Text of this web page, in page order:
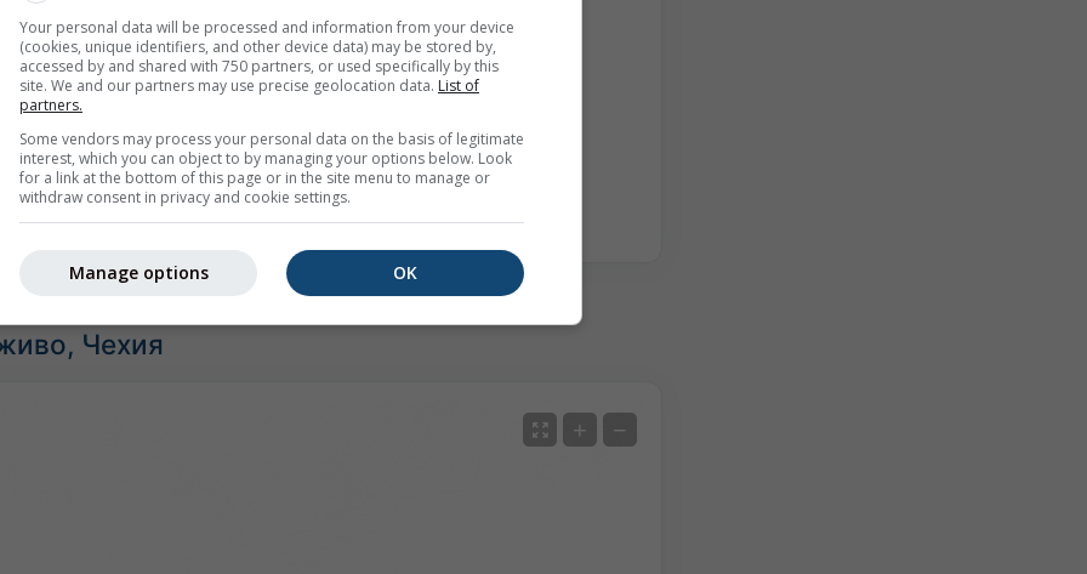
за Klášterec nad Ohří предоставя цялата метеорологична
[Още]
Чехия
+ −
Your personal data will be processed and information from your device
(cookies, unique identifiers, and other device data) may be stored by,
accessed by and shared with 750 partners, or used specifically by this
site. We and our partners may use precise geolocation data. List of
partners.
Some vendors may process your personal data on the basis of legitimate
interest, which you can object to by managing your options below. Look
for a link at the bottom of this page or in the site menu to manage or
withdraw consent in privacy and cookie settings.
OK
Manage options